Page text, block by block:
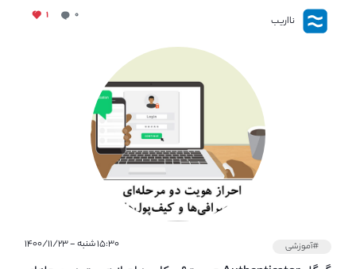
نااریب ۰ ۱
#آموزشی ۱۵:۳۰ شنبه - ۱۴۰۰/۱۱/۲۳